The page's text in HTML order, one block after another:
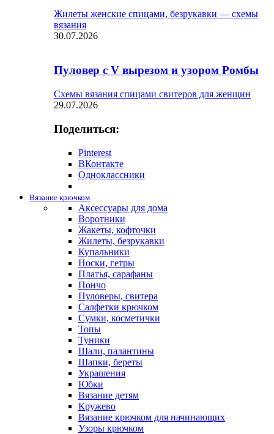
Жилеты женские спицами, безрукавки — схемы
вязания
30.07.2026
Пуловер с V вырезом и узором Ромбы
Схемы вязания спицами свитеров для женщин
29.07.2026
Поделиться:
Pinterest
ВКонтакте
Одноклассники
Вязание крючком
Аксессуары для дома
Воротники
Жакеты, кофточки
Жилеты, безрукавки
Купальники
Носки, гетры
Платья, сарафаны
Пончо
Пуловеры, свитера
Салфетки крючком
Сумки, косметички
Топы
Туники
Шали, палантины
Шапки, береты
Украшения
Юбки
Вязание детям
Кружево
Вязание крючком для начинающих
Узоры крючком